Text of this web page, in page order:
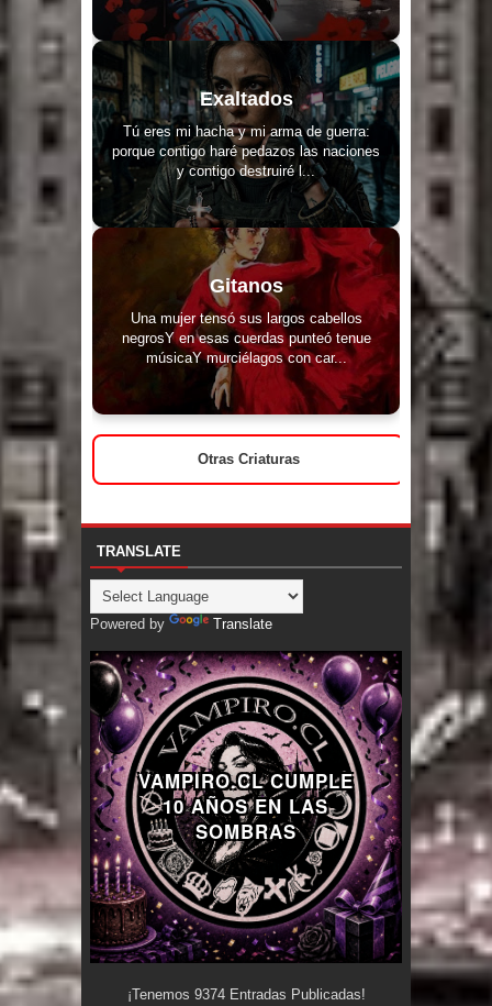
Exaltados
Tú eres mi hacha y mi arma de guerra:
porque contigo haré pedazos las naciones
y contigo destruiré l...
Gitanos
Una mujer tensó sus largos cabellos
negrosY en esas cuerdas punteó tenue
músicaY murciélagos con car...
Otras Criaturas
TRANSLATE
Powered by Translate
VAMPIRO.CL CUMPLE
10 AÑOS EN LAS
SOMBRAS
¡Tenemos 9374Entradas Publicadas!